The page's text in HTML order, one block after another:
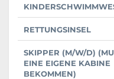
RETTUNGSINSEL
SKIPPER (M/W/D)
EINE EIGENE KABINE
BEKOMMEN)